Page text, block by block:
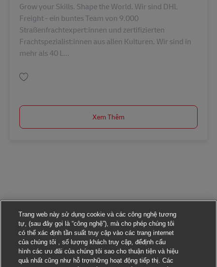
Grow your Skills. Shape the World. Wir sind DHL
Freight - ein buntes Team von 9.000
Straßenfrachtexpert:innen und zertifizierten
Frachtspezialist:innen aus allen Kulturen. Wir sind in
mehr als 40 L...
Xem Thêm
Trang web này sử dụng cookie và các công nghệ tương
tự, (sau đây gọi là “công nghệ”), mà cho phép chúng tôi
có thể xác định tần suất truy cập vào các trang internet
của chúng tôi , số lượng khách truy cập, đểđịnh cấu
hình các ưu đãi của chúng tôi sao cho thuận tiện và hiệu
quả nhất cũng như hỗ trợnhững hoạt động tiếp thị. Các